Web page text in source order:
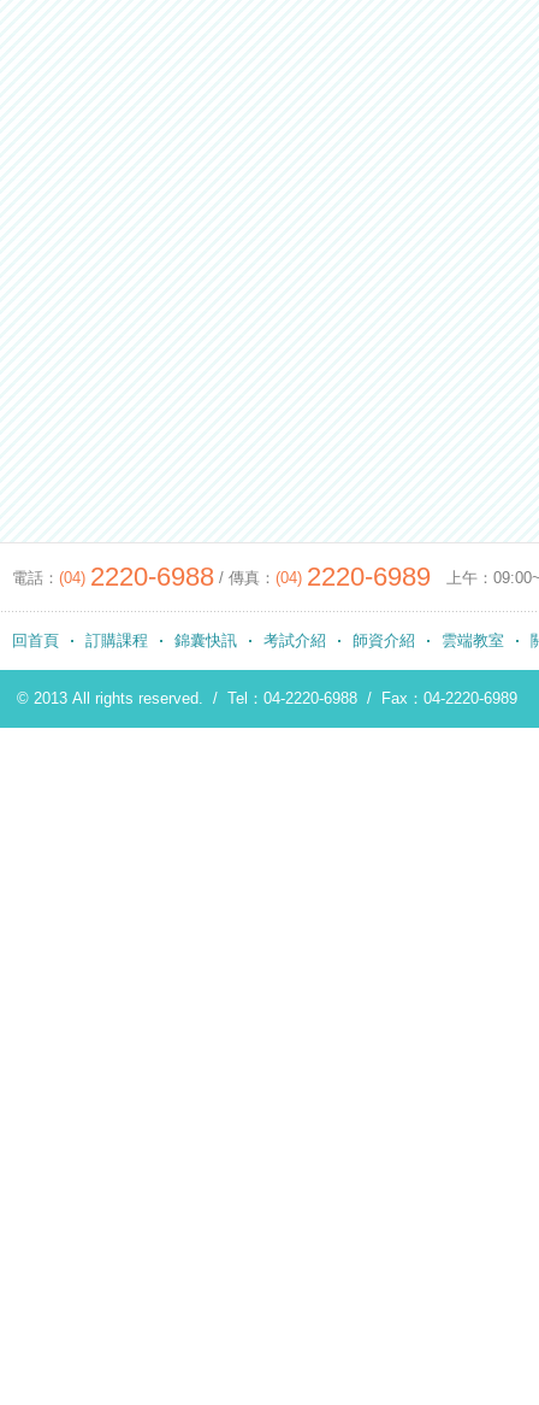
電話： (04) 2220-6988 / 傳真： (04) 2220-6989 上午：
回首頁 訂購課程 錦囊快訊 考試介紹 師資介紹 雲端教室
© 2013 All rights reserved. / Tel：04-2220-6988 / Fax：04-2220-6989